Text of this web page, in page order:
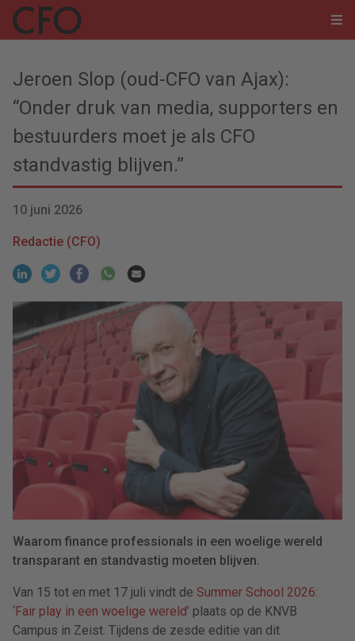
Jeroen Slop (oud-CFO van Ajax):
“Onder druk van media, supporters en
bestuurders moet je als CFO
standvastig blijven.”
10 juni 2026
Redactie (CFO)
Waarom finance professionals in een woelige wereld
transparant en standvastig moeten blijven.
Van 15 tot en met 17 juli vindt de Summer School 2026:
‘Fair play in een woelige wereld’ plaats op de KNVB
Campus in Zeist. Tijdens de zesde editie van dit